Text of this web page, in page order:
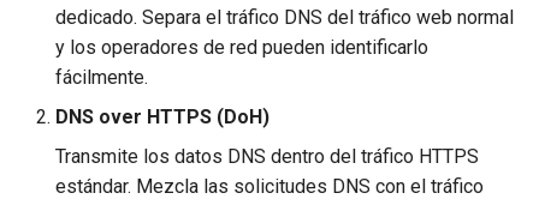
dedicado. Separa el tráfico DNS del tráfico web normal
y los operadores de red pueden identificarlo
fácilmente.
DNS over HTTPS (DoH)
Transmite los datos DNS dentro del tráfico HTTPS
estándar. Mezcla las solicitudes DNS con el tráfico